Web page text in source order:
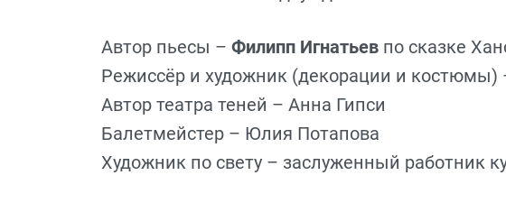
Автор пьесы – Филипп Игнатьев по сказке
Режиссёр и художник (декорации и костюмы)
Автор театра теней – Анна Гипси
Балетмейстер – Юлия Потапова
Художник по свету – заслуженный работник